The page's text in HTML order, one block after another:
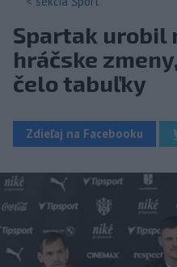
Spartak urobil
hráčske
čelo tabuľky
Zdieľaj na Facebooku